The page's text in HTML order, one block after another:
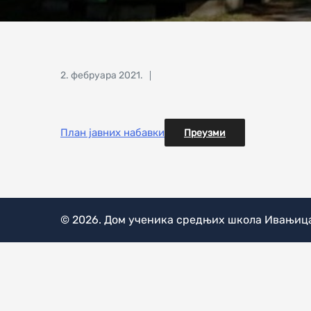
Posted
2. фебруара 2021.
План јавних набавки Преузми
© 2026. Дом ученика средњих школа